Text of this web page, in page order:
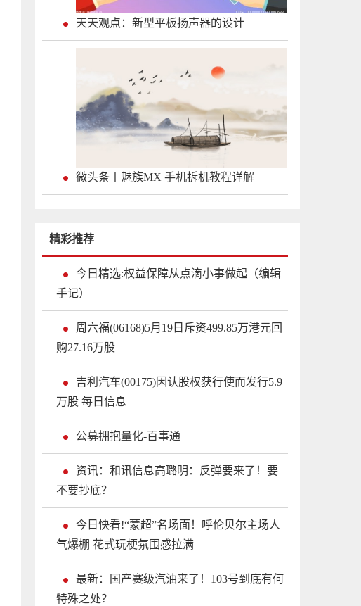
天天观点：新型平板扬声器的设计
微头条丨魅族MX 手机拆机教程详解
精彩推荐
今日精选:权益保障从点滴小事做起（编辑
手记）
周六福(06168)5月19日斥资499.85万港元回
购27.16万股
吉利汽车(00175)因认股权获行使而发行5.9
万股 每日信息
公募拥抱量化-百事通
资讯：和讯信息高璐明：反弹要来了！要
不要抄底？
今日快看!“蒙超”名场面！呼伦贝尔主场人
气爆棚 花式玩梗氛围感拉满
最新：国产赛级汽油来了！103号到底有何
特殊之处？